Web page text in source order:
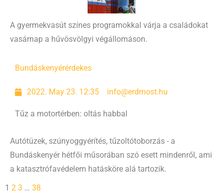
A gyermekvasút színes programokkal várja a családokat
vasárnap a hűvösvölgyi végállomáson.
Bundáskenyérérdekes
2022. May 23. 12:35 info@erdmost.hu
Tűz a motortérben: oltás habbal
Autótüzek, szúnyoggyérítés, tűzoltótoborzás - a
Bundáskenyér hétfői műsorában szó esett mindenről, ami
a katasztrófavédelem hatásköre alá tartozik.
1 2 3 … 38